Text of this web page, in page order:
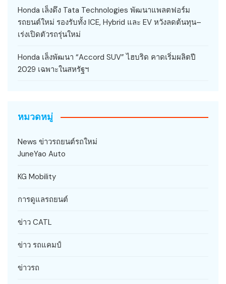
Honda เล็งดึง Tata Technologies พัฒนาแพลตฟอร์ม
รถยนต์ใหม่ รองรับทั้ง ICE, Hybrid และ EV หวังลดต้นทุน–
เร่งเปิดตัวรถรุ่นใหม่
Honda เล็งพัฒนา “Accord SUV” ไฮบริด คาดเริ่มผลิตปี
2029 เฉพาะในสหรัฐฯ
หมวดหมู่
News ข่าวรถยนต์รถใหม่
JuneYao Auto
KG Mobility
การดูแลรถยนต์
ข่าว CATL
ข่าว รถแคมป์
ข่าวรถ